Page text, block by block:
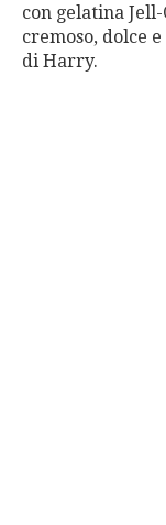
con gelatina
cremoso, dolce
di Harry.